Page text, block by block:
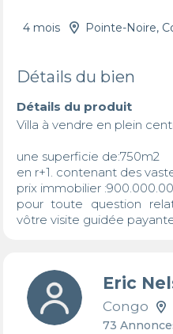
4 mois Pointe-Noire,
Détails du bien
Détails du produit
Villa à vendre en plein
une superficie de:750m2
en r+1. contenant des
prix immobilier
pour toute question
vôtre visite guidée
Eric
Congo
73